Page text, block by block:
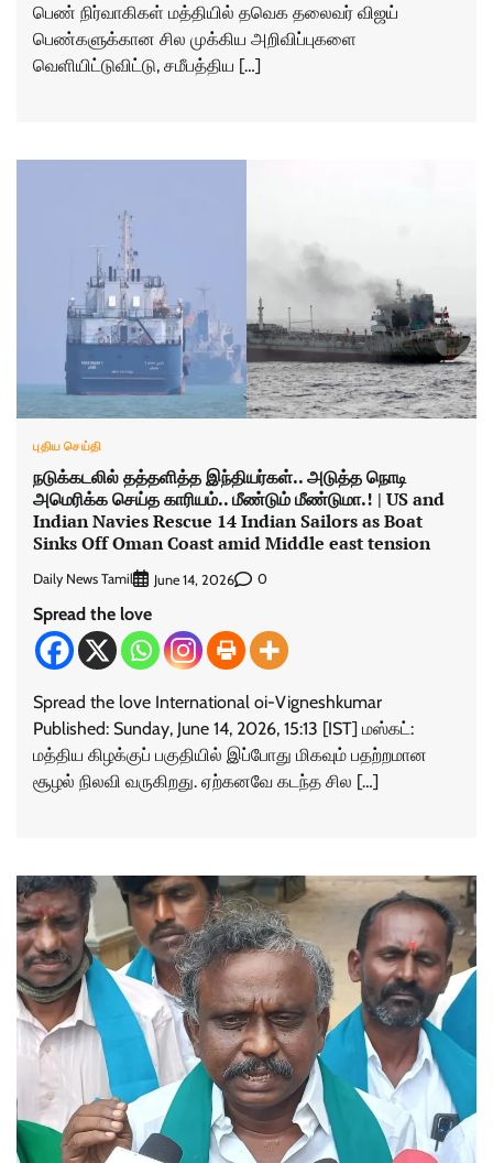
பெண் நிர்வாகிகள் மத்தியில் தவெக தலைவர் விஜய்
பெண்களுக்கான சில முக்கிய அறிவிப்புகளை
வெளியிட்டுவிட்டு, சமீபத்திய […]
புதிய செய்தி
நடுக்கடலில் தத்தளித்த இந்தியர்கள்.. அடுத்த நொடி
அமெரிக்க செய்த காரியம்.. மீண்டும் மீண்டுமா.! | US and
Indian Navies Rescue 14 Indian Sailors as Boat
Sinks Off Oman Coast amid Middle east tension
Daily News Tamil June 14, 2026 0
Spread the love
Spread the love International oi-Vigneshkumar
Published: Sunday, June 14, 2026, 15:13 [IST] மஸ்கட்:
மத்திய கிழக்குப் பகுதியில் இப்போது மிகவும் பதற்றமான
சூழல் நிலவி வருகிறது. ஏற்கனவே கடந்த சில […]